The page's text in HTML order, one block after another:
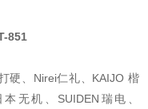
851
硬、Nirei仁礼、KAIJO 楷
本无机、SUIDEN瑞电、